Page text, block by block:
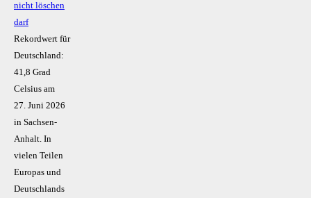
nicht löschen
darf
Rekordwert für
Deutschland:
41,8 Grad
Celsius am
27. Juni 2026
in Sachsen-
Anhalt. In
vielen Teilen
Europas und
Deutschlands